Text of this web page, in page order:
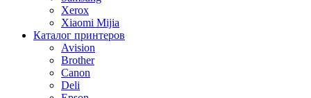
Xerox
Xiaomi Mijia
Каталог принтеров
Avision
Brother
Canon
Deli